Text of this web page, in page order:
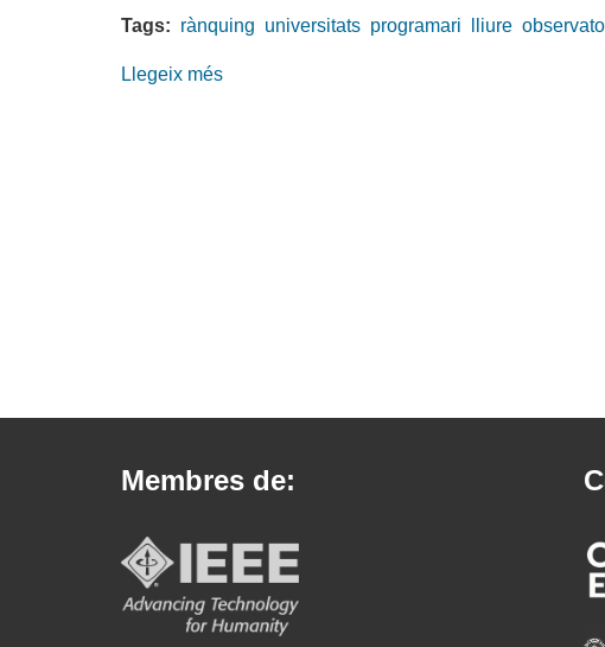
Tags: rànquing universitats programari lliure
Llegeix més
Membres de: